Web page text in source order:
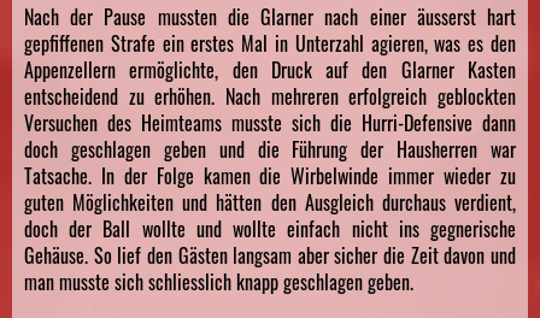
Nach der Pause mussten die Glarner nach einer äusserst hart
gepfiffenen Strafe ein erstes Mal in Unterzahl agieren, was es den
Appenzellern ermöglichte, den Druck auf den Glarner Kasten
entscheidend zu erhöhen. Nach mehreren erfolgreich geblockten
Versuchen des Heimteams musste sich die Hurri-Defensive dann
doch geschlagen geben und die Führung der Hausherren war
Tatsache. In der Folge kamen die Wirbelwinde immer wieder zu
guten Möglichkeiten und hätten den Ausgleich durchaus verdient,
doch der Ball wollte und wollte einfach nicht ins gegnerische
Gehäuse. So lief den Gästen langsam aber sicher die Zeit davon und
man musste sich schliesslich knapp geschlagen geben.